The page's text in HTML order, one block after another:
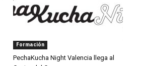
Formación
PechaKucha Night Valencia llega al